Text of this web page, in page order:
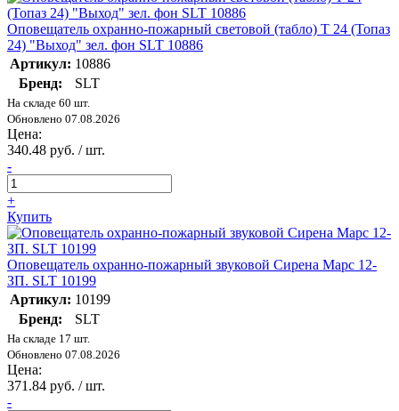
Оповещатель охранно-пожарный световой (табло) Т 24 (Топаз
24) "Выход" зел. фон SLT 10886
Артикул: 10886
Бренд:
SLT
На складе 60 шт.
Обновлено 07.08.2026
Цена:
340.48 руб. / шт.
-
+
Купить
Оповещатель охранно-пожарный звуковой Сирена Марс 12-
ЗП. SLT 10199
Артикул: 10199
Бренд:
SLT
На складе 17 шт.
Обновлено 07.08.2026
Цена:
371.84 руб. / шт.
-